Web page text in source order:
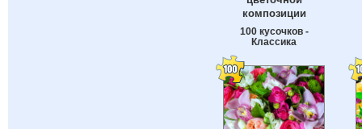
композиции
100 кусочков -
Классика